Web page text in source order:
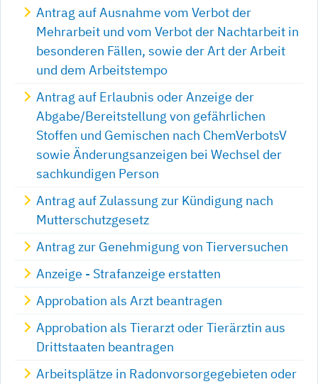
Antrag auf Ausnahme vom Verbot der
Mehrarbeit und vom Verbot der Nachtarbeit in
besonderen Fällen, sowie der Art der Arbeit
und dem Arbeitstempo
Antrag auf Erlaubnis oder Anzeige der
Abgabe/Bereitstellung von gefährlichen
Stoffen und Gemischen nach ChemVerbotsV
sowie Änderungsanzeigen bei Wechsel der
sachkundigen Person
Antrag auf Zulassung zur Kündigung nach
Mutterschutzgesetz
Antrag zur Genehmigung von Tierversuchen
Anzeige - Strafanzeige erstatten
Approbation als Arzt beantragen
Approbation als Tierarzt oder Tierärztin aus
Drittstaaten beantragen
Arbeitsplätze in Radonvorsorgegebieten oder